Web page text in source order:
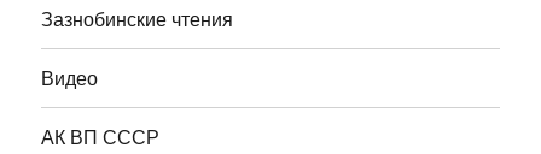
Зазнобинские чтения
Видео
АК ВП СССР